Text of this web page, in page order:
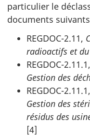
particulier le
documents
REGDOC-2.11,
radioactifs et
REGDOC-2.11.1,
Gestion des
REGDOC-2.11.1,
Gestion des
résidus des
[4]